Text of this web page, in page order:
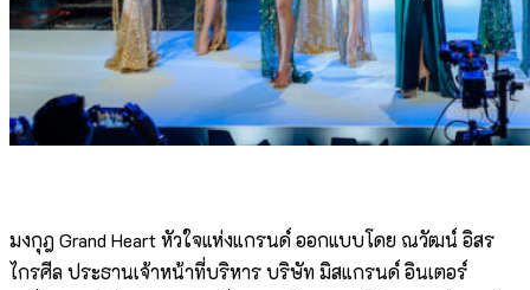
มงกุฎ Grand Heart หัวใจแห่งแกรนด์ ออกแบบโดย ณวัฒน์ อิสร
ไกรศีล ประธานเจ้าหน้าที่บริหาร บริษัท มิสแกรนด์ อินเตอร์